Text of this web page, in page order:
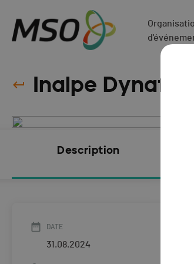
Inalpe Dynafit
Description
DATE
31.08.2024